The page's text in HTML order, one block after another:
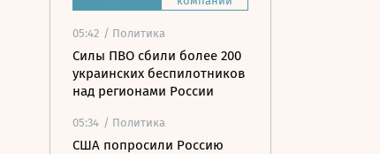
05:42 / Политика
Силы ПВО сбили более 200
украинских беспилотников
над регионами России
05:34 / Политика
США попросили Россию